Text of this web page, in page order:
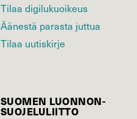
Tilaa digilukuoikeus
Äänestä parasta juttua
Tilaa uutiskirje
SUOMEN LUONNON­
SUOJELU­LIITTO